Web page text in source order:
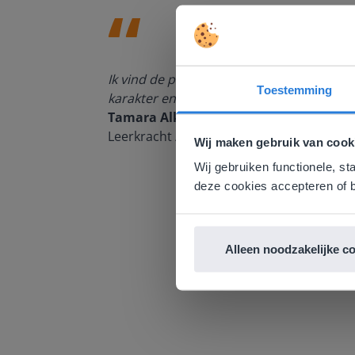
Toestemming
Wij maken gebruik van
Wij gebruiken functionele,
deze cookies accepteren of
Alleen noodzakelijke
Ik vind de professionaliteit en
karakter en de informatievoorziening via
Tamara Alkemade
Leerkracht / ICT-coördinator op de
Deze
Gezien